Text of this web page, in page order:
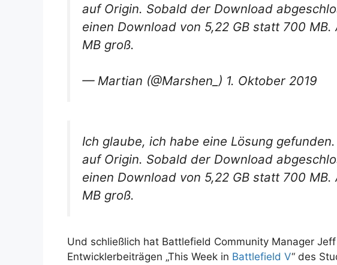
auf Origin. Sobald der Download
einen Download von 5,22 GB statt 700
MB groß.
— Martian (@Marshen_) 1. Oktober 2019
Ich glaube, ich habe eine Lösung
auf Origin. Sobald der Download
einen Download von 5,22 GB statt 700
MB groß.
Und schließlich hat Battlefield Community Manager
Entwicklerbeiträgen „This Week in Battlefield V“ des